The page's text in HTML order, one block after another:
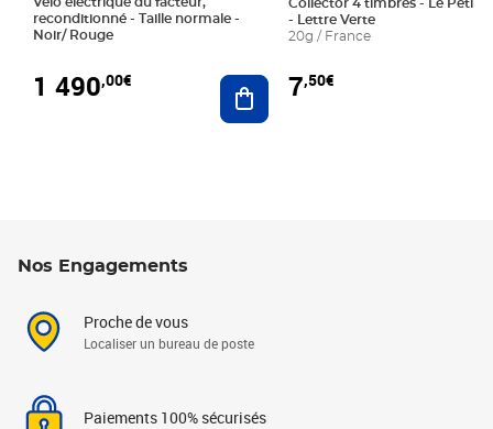
reconditionné - Taille normale -
Noir/ Rouge
1 490,00€ Ajouter au panier
Collector 4 timbres - Le Petit
- Lettre Verte
20g / France
7,50€
Nos Engagements
Proche de vous
Localiser un bureau de poste
Paiements 100% sécurisés